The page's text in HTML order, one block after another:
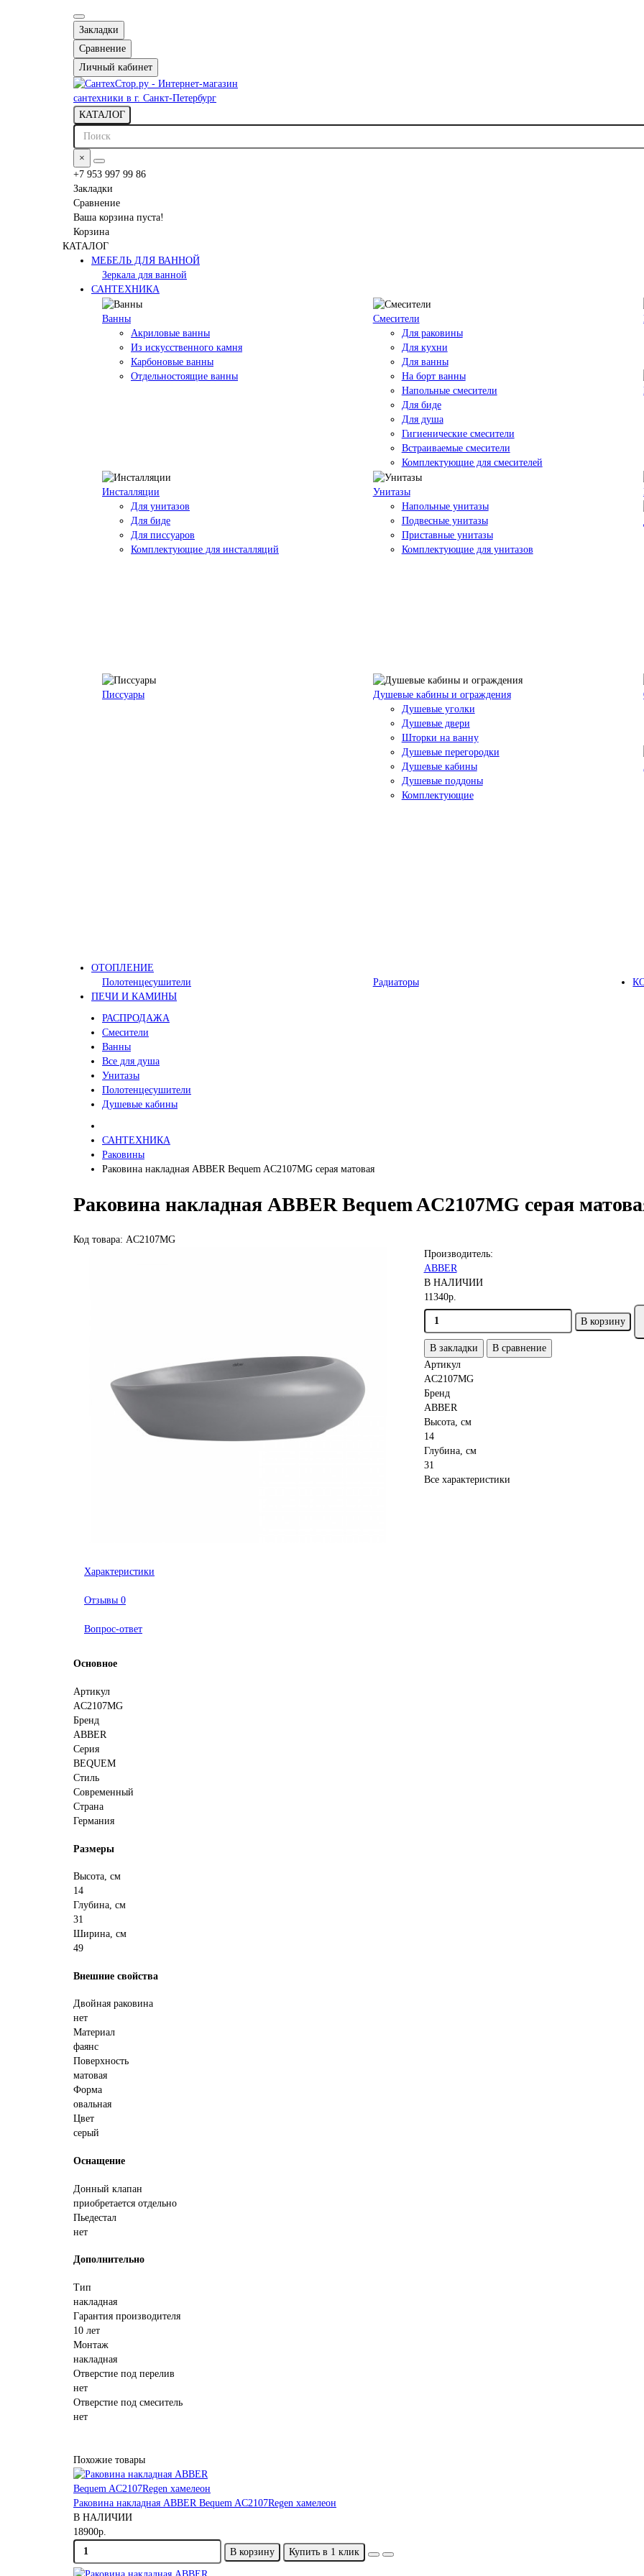
Закладки
Сравнение
Личный кабинет
КАТАЛОГ
×
+7 953 997 99 86
Закладки
Сравнение
Ваша корзина пуста!
Корзина
КАТАЛОГ
МЕБЕЛЬ ДЛЯ ВАННОЙ
Зеркала для ванной
САНТЕХНИКА
Ванны
Акриловые ванны
Из искусственного камня
Карбоновые ванны
Отдельностоящие ванны
Смесители
Для раковины
Для кухни
Для ванны
На борт ванны
Напольные смесители
Для биде
Для душа
Гигиенические смесители
Встраиваемые смесители
Комплектующие для смесителей
Инсталляции
Для унитазов
Для биде
Для писсуаров
Комплектующие для инсталляций
Унитазы
Напольные унитазы
Подвесные унитазы
Приставные унитазы
Комплектующие для унитазов
Писсуары
Душевые кабины и ограждения
Душевые уголки
Душевые двери
Шторки на ванну
Душевые перегородки
Душевые кабины
Душевые поддоны
Комплектующие
ОТОПЛЕНИЕ
Полотенцесушители
Радиаторы
ПЕЧИ И КАМИНЫ
РАСПРОДАЖА
Смесители
Ванны
Все для душа
Унитазы
Полотенцесушители
Душевые кабины
САНТЕХНИКА
Раковины
Раковина накладная ABBER Bequem AC2107MG серая матовая
Раковина накладная ABBER Bequem AC2107MG серая
Код товара: AC2107MG
Производитель:
ABBER
В НАЛИЧИИ
11340р.
В корзину
В закладки
В сравнение
Артикул
AC2107MG
Бренд
ABBER
Высота, см
14
Глубина, см
31
Все характеристики
Характеристики
Отзывы 0
Вопрос-ответ
Основное
Артикул
AC2107MG
Бренд
ABBER
Серия
BEQUEM
Стиль
Современный
Страна
Германия
Размеры
Высота, см
14
Глубина, см
31
Ширина, см
49
Внешние свойства
Двойная раковина
нет
Материал
фаянс
Поверхность
матовая
Форма
овальная
Цвет
серый
Оснащение
Донный клапан
приобретается отдельно
Пьедестал
нет
Дополнительно
Тип
накладная
Гарантия производителя
10 лет
Монтаж
накладная
Отверстие под перелив
нет
Отверстие под смеситель
нет
Похожие товары
Раковина накладная ABBER Bequem AC2107Regen хамелеон
В НАЛИЧИИ
18900р.
В корзину
Купить в 1 клик